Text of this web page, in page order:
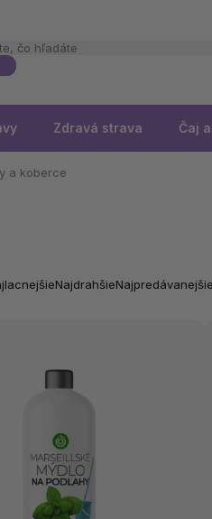
Zdravá strava Čaj
a koberce
NajdrahšieNajpredávanejšie